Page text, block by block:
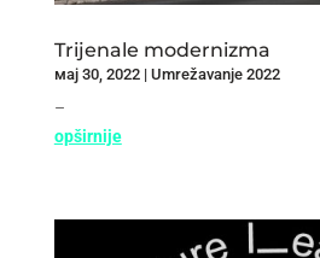
Trijenale modernizma
мај 30, 2022| Umrežavanje 2022
–
opširnije